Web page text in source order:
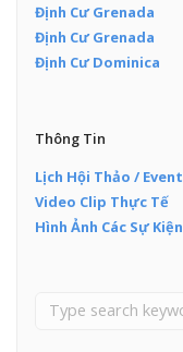
Định Cư Grenada
Định Cư Grenada
Định Cư Dominica
Thông Tin
Lịch Hội Thảo / Event
Video Clip Thực Tế
Hình Ảnh Các Sự Kiện